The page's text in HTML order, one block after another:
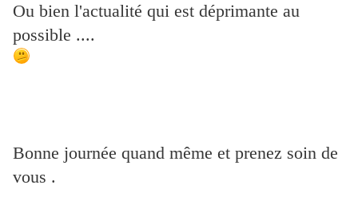
Ou bien l'actualité qui est déprimante au
possible ....
Bonne journée quand même et prenez soin de
vous .